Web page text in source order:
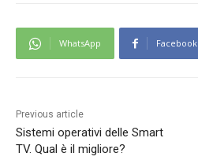
WhatsApp Facebook
Previous article
Sistemi operativi delle Smart
TV. Qual è il migliore?